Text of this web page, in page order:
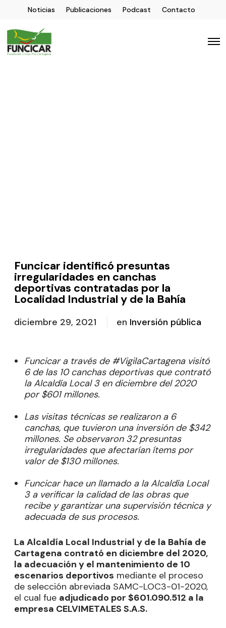
Noticias Publicaciones Podcast Contacto
Funcicar identificó presuntas
irregularidades en canchas
deportivas contratadas por la
Localidad Industrial y de la Bahía
diciembre 29, 2021 en Inversión pública
Funcicar a través de #VigilaCartagena visitó
6 de las 10 canchas deportivas que contrató
la Alcaldía Local 3 en diciembre del 2020
por $601 millones.
Las visitas técnicas se realizaron a 6
canchas, que tuvieron una inversión de $342
millones. Se observaron 32 presuntas
irregularidades que afectarían ítems por
valor de $130 millones.
Funcicar hace un llamado a la Alcaldía Local
3 a verificar la calidad de las obras que
recibe y garantizar una supervisión técnica y
adecuada de sus procesos.
La Alcaldía Local Industrial y de la Bahía de
Cartagena contrató en diciembre del 2020,
la adecuación y el mantenimiento de 10
escenarios deportivos mediante el proceso
de selección abreviada SAMC-LOC3-01-2020,
el cual fue adjudicado por $601.090.512 a la
empresa CELVIMETALES S.A.S.